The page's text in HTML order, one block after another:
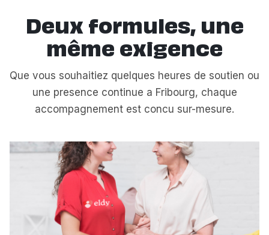
Deux formules, une
même exigence
Que vous souhaitiez quelques heures de soutien ou
une presence continue a Fribourg, chaque
accompagnement est concu sur-mesure.